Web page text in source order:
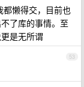
懒得交，目前也
了库的事情。至
是无所谓
53